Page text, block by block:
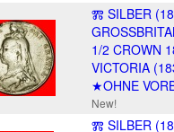
Ⰿ SILBER
1/2 CROWN
VICTORIA
★OHNE
New!
Ⰿ SILBER